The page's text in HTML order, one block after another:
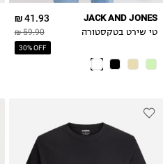
41.93 ₪
59.90 ₪
30% OFF
JACK AND JONES
טי שירט בטקסטורה